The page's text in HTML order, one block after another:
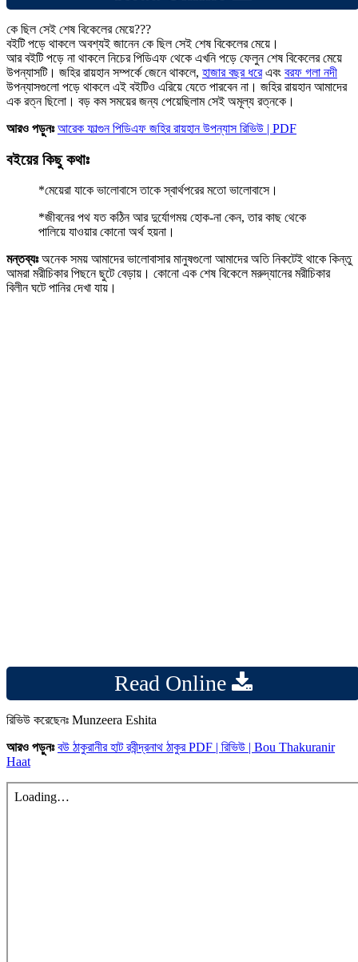
কে ছিল সেই শেষ বিকেলের মেয়ে???
বইটি পড়ে থাকলে অবশ্যই জানেন কে ছিল সেই শেষ বিকেলের মেয়ে।
আর বইটি পড়ে না থাকলে নিচের পিডিএফ থেকে এখনি পড়ে ফেলুন শেষ বিকেলের মেয়ে
উপন্যাসটি। জহির রায়হান সম্পর্কে জেনে থাকলে, হাজার বছর ধরেএবং বরফ গলা নদী
উপন্যাসগুলো পড়ে থাকলে এই বইটিও এরিয়ে যেতে পারবেন না। জহির রায়হান আমাদের
এক রত্ন ছিলো। বড় কম সময়ের জন্য পেয়েছিলাম সেই অমূল্য রত্নকে।
আরও পড়ুনঃআরেক ফাল্গুন পিডিএফ জহির রায়হান উপন্যাস রিভিউ | PDF
বইয়ের কিছু কথাঃ
*মেয়েরা যাকে ভালোবাসে তাকে স্বার্থপরের মতো ভালোবাসে।
*জীবনের পথ যত কঠিন আর দুর্যোগময় হোক-না কেন, তার কাছ থেকে
পালিয়ে যাওয়ার কোনো অর্থ হয়না।
মন্তব্যঃঅনেক সময় আমাদের ভালোবাসার মানুষগুলো আমাদের অতি নিকটেই থাকে কিন্তু
আমরা মরীচিকার পিছনে ছুটে বেড়ায়। কোনো এক শেষ বিকেলে মরুদ্যানের মরীচিকার
বিলীন ঘটে পানির দেখা যায়।
Read Online
রিভিউ করেছেনঃ Munzeera Eshita
আরও পড়ুনঃবউ ঠাকুরানীর হাট রবীন্দ্রনাথ ঠাকুর PDF | রিভিউ | Bou Thakuranir
Haat